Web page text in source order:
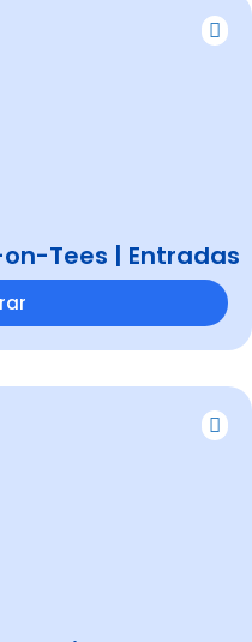
Tees | Entradas